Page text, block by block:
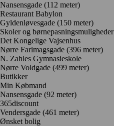
Nansensgade (112 meter)
Restaurant Babylon
Gyldenløvesgade (150 meter)
Skoler og børnepasningsmuligheder
Det Kongelige Vajsenhus
Nørre Farimagsgade (396 meter)
N. Zahles Gymnasieskole
Nørre Voldgade (499 meter)
Butikker
Min Købmand
Nansensgade (92 meter)
365discount
Vendersgade (461 meter)
Ønsket bolig